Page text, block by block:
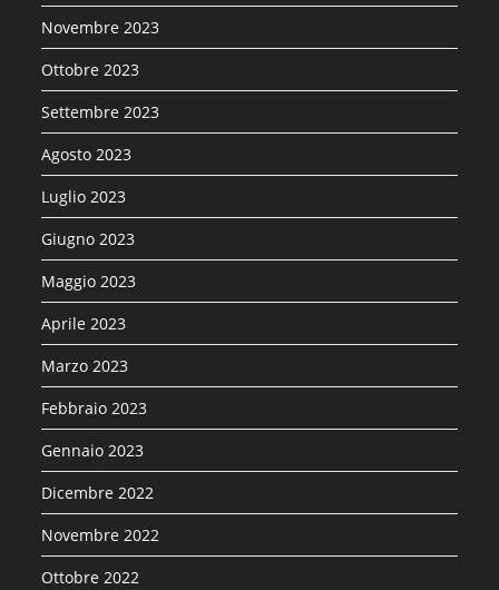
Novembre 2023
Ottobre 2023
Settembre 2023
Agosto 2023
Luglio 2023
Giugno 2023
Maggio 2023
Aprile 2023
Marzo 2023
Febbraio 2023
Gennaio 2023
Dicembre 2022
Novembre 2022
Ottobre 2022